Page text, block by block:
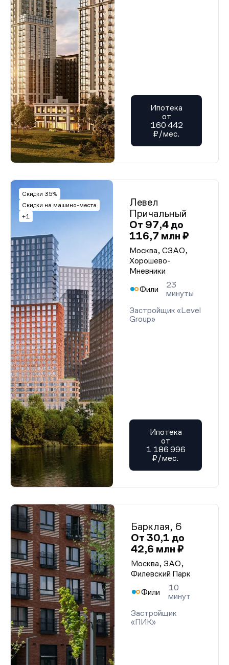
Ипотека
от
160 442
₽/мес.
Скидки 35%
Скидки на машино-места
+1
Левел
Причальный
От 97,4 до
116,7 млн ₽
Москва, СЗАО,
Хорошево-
Мневники
Фили
23
минуты
Застройщик «Level
Group»
Ипотека
от
1 186 996
₽/мес.
Барклая, 6
От 30,1 до
42,6 млн ₽
Москва, ЗАО,
Филевский Парк
Фили
10
минут
Застройщик
«ПИК»